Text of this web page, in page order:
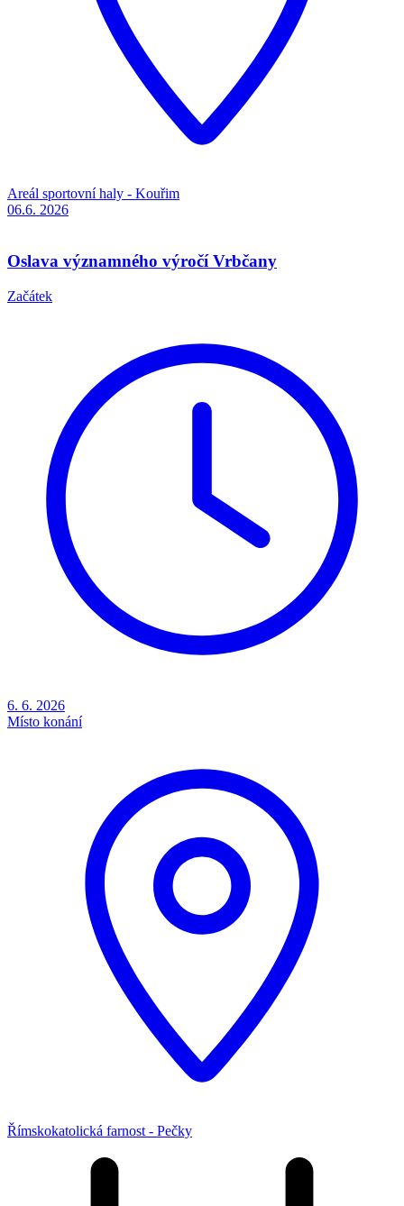
Areál sportovní haly - Kouřim
06.6. 2026
Oslava významného výročí Vrbčany
Začátek
6. 6. 2026
Místo konání
Římskokatolická farnost - Pečky